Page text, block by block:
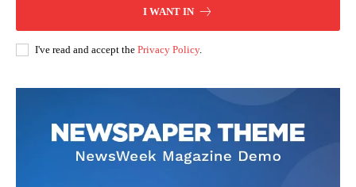
I WANT IN
I've read and accept the Privacy Policy.